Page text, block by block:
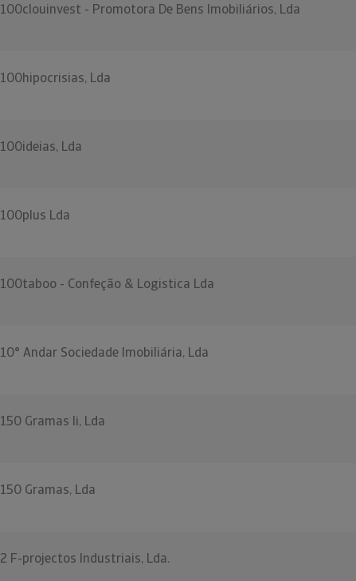
100clouinvest - Promotora De Bens Imobiliários, Lda
100hipocrisias, Lda
100ideias, Lda
100plus Lda
100taboo - Confeção & Logistica Lda
10° Andar Sociedade Imobiliária, Lda
150 Gramas Ii, Lda
150 Gramas, Lda
2 F-projectos Industriais, Lda.